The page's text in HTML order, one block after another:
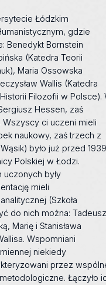
Łódzkim
gdzie
Benedykt Bornstein
(Katedra Teorii
Maria Ossowska
Wallis (Katedra
Filozofii w Polsce).
Hessen, zaś
Wszyscy ci uczeni mieli
naukowy, zaś trzech z
było już przed
Polskiej w Łodzi.
były
mieli
(Szkoła
do nich można:
Marię i Stanisława
Wspomniani
niekiedy
przez
Łączyło